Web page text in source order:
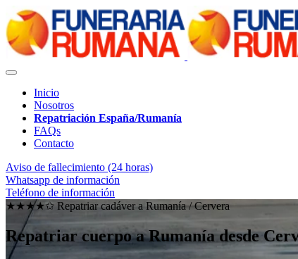
Inicio
Nosotros
Repatriación España/Rumanía
FAQs
Contacto
Aviso de fallecimiento (24 horas)
Whatsapp de información
Teléfono de información
★★★★✩ Repatriar cadáver a Rumanía /Cervera
Repatriar cuerpo a Rumanía desde